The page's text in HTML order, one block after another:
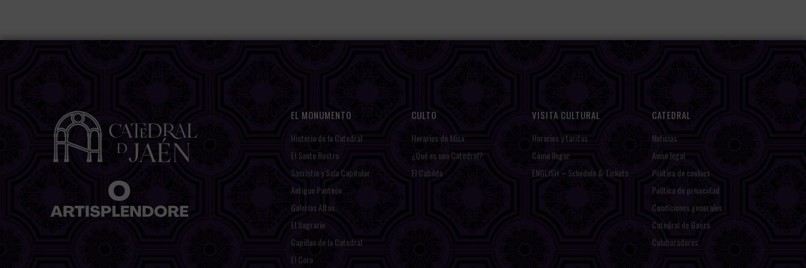
EL MONUMENTO
Historia de la Catedral
El Santo Rostro
Sacristía y Sala Capitular
Antiguo Panteón
Galerías Altas
El Sagrario
Capillas de la Catedral
El Coro
CULTO
Horarios de Misa
¿Qué es una Catedral?
El Cabildo
VISITA CULTURAL
Horarios y tarifas
Cómo llegar
ENGLISH – Schedule & Tickets
CATEDRAL
Noticias
Aviso legal
Política de cookies
Política de privacidad
Condiciones generales
Catedral de Baeza
Colaboradores